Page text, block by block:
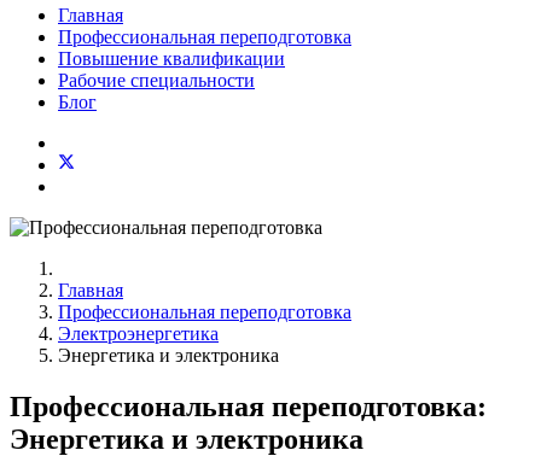
Главная
Профессиональная переподготовка
Повышение квалификации
Рабочие специальности
Блог
Главная
Профессиональная переподготовка
Электроэнергетика
Энергетика и электроника
Профессиональная переподготовка:
Энергетика и электроника